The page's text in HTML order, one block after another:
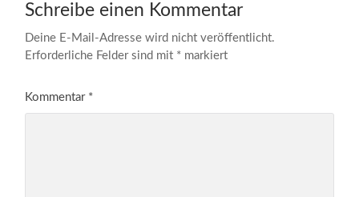
Schreibe einen Kommentar
Deine E-Mail-Adresse wird nicht veröffentlicht.
Erforderliche Felder sind mit * markiert
Kommentar *